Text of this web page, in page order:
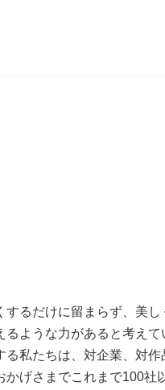
するだけに留まらず、美
るような力があると考え
る私たちは、対企業、対
かげさまでこれまで100